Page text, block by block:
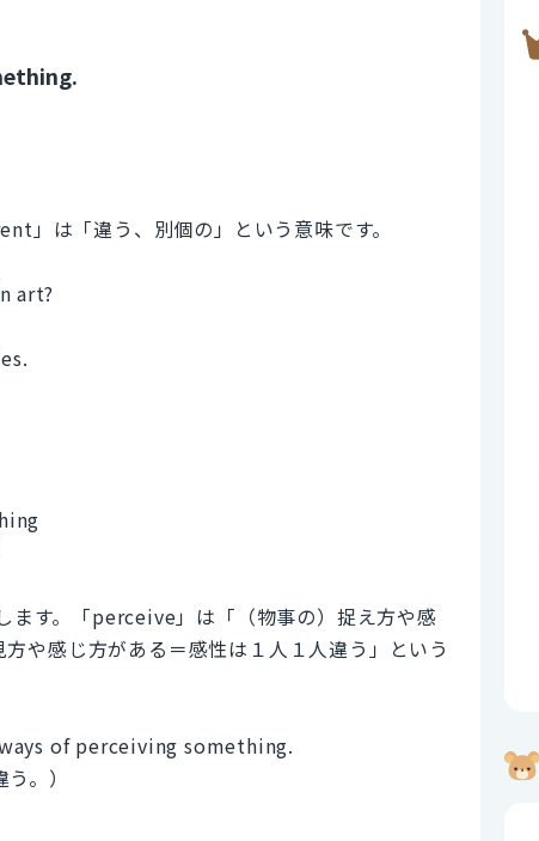
」は「違う、別個の」という意味です。
art?
ます。「perceive」は「（物事の）捉え方や感
や感じ方がある＝感性は１人１人違う」という
of perceiving something.
。）